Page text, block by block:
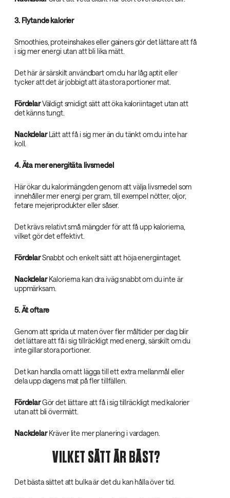
3. Flytande kalorier
Smoothies, proteinshakes eller gainers gör det lättare att få
i sig mer energi utan att bli lika mätt.
Det här är särskilt användbart om du har låg aptit eller
tycker att det är jobbigt att äta stora portioner mat.
FördelarVäldigt smidigt sätt att öka kaloriintaget utan att
det känns tungt.
NackdelarLätt att få i sig mer än du tänkt om du inte har
koll.
4. Äta mer energitäta livsmedel
Här ökar du kalorimängden genom att välja livsmedel som
innehåller mer energi per gram, till exempel nötter, oljor,
fetare mejeriprodukter eller såser.
Det krävs relativt små mängder för att få upp kalorierna,
vilket gör det effektivt.
FördelarSnabbt och enkelt sätt att höja energiintaget.
NackdelarKalorierna kan dra iväg snabbt om du inte är
uppmärksam.
5. Ät oftare
Genom att sprida ut maten över fler måltider per dag blir
det lättare att få i sig tillräckligt med energi, särskilt om du
inte gillar stora portioner.
Det kan handla om att lägga till ett extra mellanmål eller
dela upp dagens mat på fler tillfällen.
FördelarGör det lättare att få i sig tillräckligt med kalorier
utan att bli övermätt.
NackdelarKräver lite mer planering i vardagen.
VILKET SÄTT ÄR BÄST?
Det bästa sättet att bulka är det du kan hålla över tid.